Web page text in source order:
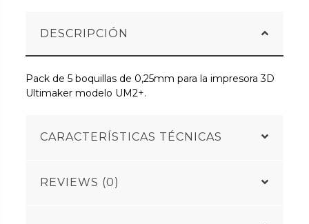
DESCRIPCIÓN
Pack de 5 boquillas de 0,25mm para la impresora 3D
Ultimaker modelo UM2+.
CARACTERÍSTICAS TÉCNICAS
REVIEWS (0)